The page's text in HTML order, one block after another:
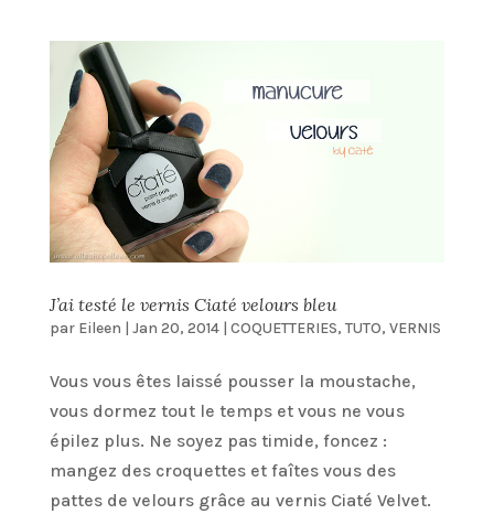
J’ai testé le vernis Ciaté velours bleu
par Eileen | Jan 20, 2014| COQUETTERIES, TUTO, VERNIS
Vous vous êtes laissé pousser la moustache,
vous dormez tout le temps et vous ne vous
épilez plus. Ne soyez pas timide, foncez :
mangez des croquettes et faîtes vous des
pattes de velours grâce au vernis Ciaté Velvet.